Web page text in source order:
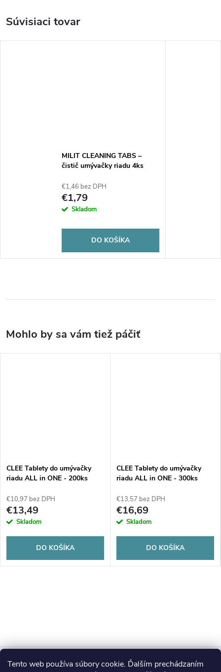
Tento web používa súbory cookie. Ďalším prechádzaním
Súvisiaci tovar
MILIT CLEANING TABS –
čistič umývačky riadu 4ks
€1,46 bez DPH
€1,79
Skladom
DO KOŠÍKA
CLEE Tablety do umývačky
riadu ALL in ONE - 200ks
€10,97 bez DPH
€13,49
Skladom
DO KOŠÍKA
CLEE Tablety do umývačky
riadu ALL in ONE - 300ks
€13,57 bez DPH
€16,69
Skladom
DO KOŠÍKA
Z